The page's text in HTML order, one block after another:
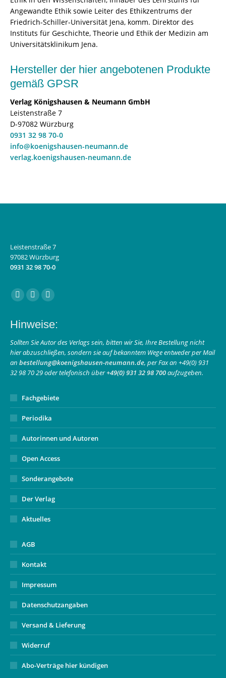
Angewandte Ethik sowie Leiter des Ethikzentrums der
Friedrich-Schiller-Universität Jena, komm. Direktor des
Instituts für Geschichte, Theorie und Ethik der Medizin am
Universitätsklinikum Jena.
Hersteller der hier angebotenen Produkte
gemäß GPSR
Verlag Königshausen & Neumann GmbH
Leistenstraße 7
D-97082 Würzburg
0931 32 98 70-0
info@koenigshausen-neumann.de
verlag.koenigshausen-neumann.de
Leistenstraße 7
97082 Würzburg
0931 32 98 70-0
Finden Sie uns auf:
Facebook
opens
in
new
window
Instagram
opens
in
new
window
E-
page
opens
in
new
window
Hinweise:
Sollten Sie Autor des Verlags sein, bitten wir Sie, Ihre Bestellung nicht
hier abzuschließen, sondern sie auf bekanntem Wege entweder per Mail
an bestellung@koenigshausen-neumann.de, per Fax an +49(0) 931
32 98 70 29 oder telefonisch über+49(0) 931 32 98 700aufzugeben.
Fachgebiete
Periodika
Autorinnen und Autoren
Open Access
Sonderangebote
Der Verlag
Aktuelles
AGB
Kontakt
Impressum
Datenschutzangaben
Versand & Lieferung
Widerruf
Abo-Verträge hier kündigen